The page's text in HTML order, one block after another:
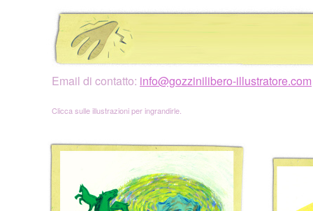
Email di contatto: info@gozzinilibero-illustratore.com
Clicca sulle illustrazioni per ingrandirle.